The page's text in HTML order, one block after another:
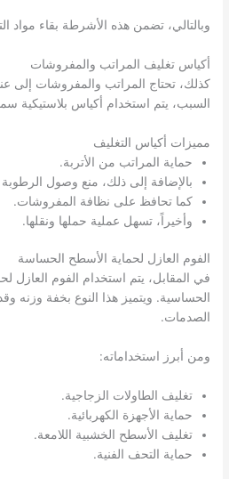
وبالتالي، تضمن هذه الأشرطة بقاء مواد
أكياس تغليف المراتب والمفروشات
كذلك، تحتاج المراتب والمفروشات إلى
السبب، يتم استخدام أكياس بلاستيكية
مميزات أكياس التغليف
حماية المراتب من الأتربة.
بالإضافة إلى ذلك، منع وصول الرطوبة
كما تحافظ على نظافة المفروشات.
وأخيراً، تسهل عملية حملها ونقلها.
الفوم العازل لحماية الأسطح الحساسة
في المقابل، يتم استخدام الفوم العازل
الحساسية. ويتميز هذا النوع بخفة وزنه
الصدمات.
ومن أبرز استخداماته:
تغليف الطاولات الزجاجية.
حماية الأجهزة الكهربائية.
تغليف الأسطح الخشبية اللامعة.
حماية التحف الفنية.